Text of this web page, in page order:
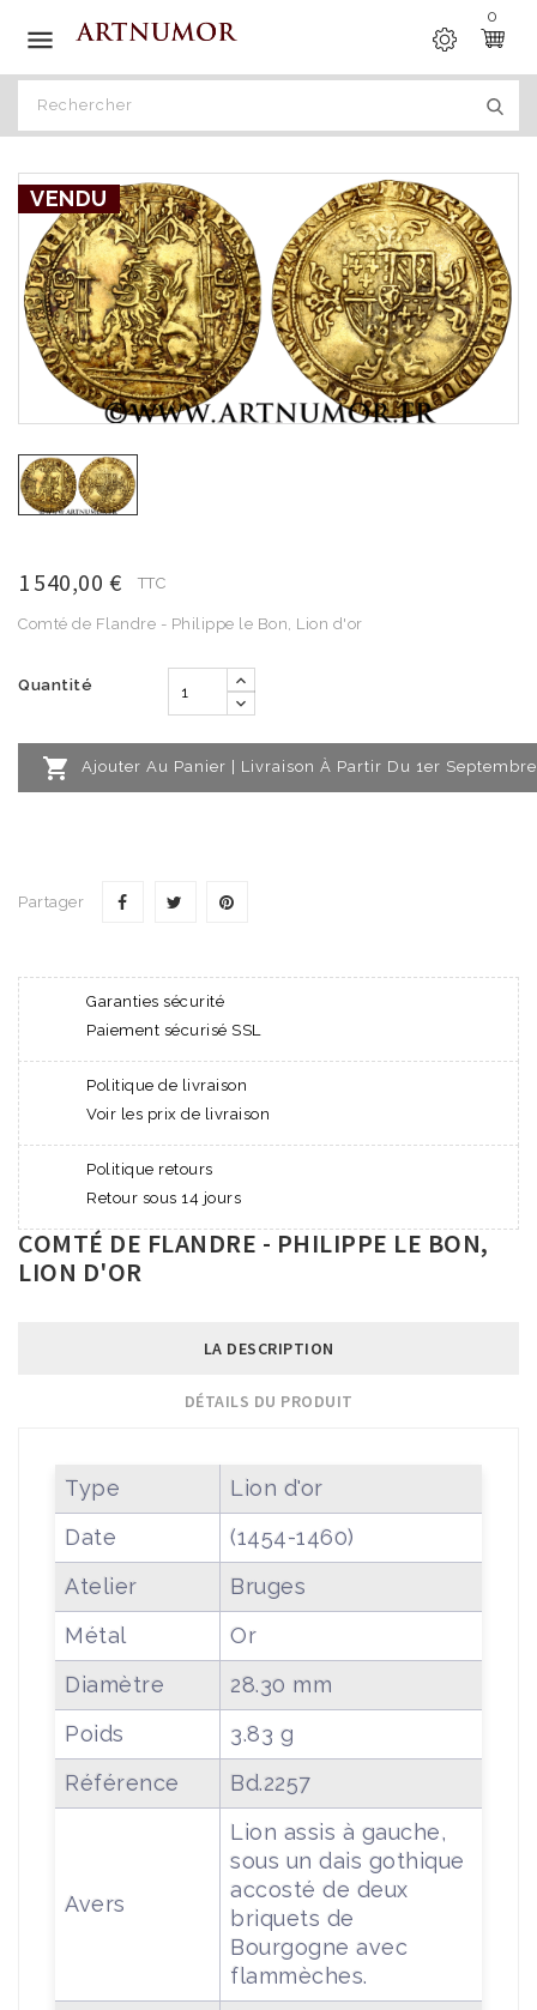

0
VENDU
1 540,00 € TTC
Comté de Flandre - Philippe le Bon, Lion d'or
Quantité
 Ajouter Au Panier | Livraison À Partir Du 1er Septembre
Partager
Garanties sécurité
Paiement sécurisé SSL
Politique de livraison
Voir les prix de livraison
Politique retours
Retour sous 14 jours
COMTÉ DE FLANDRE - PHILIPPE LE BON,
LION D'OR
LA DESCRIPTION
DÉTAILS DU PRODUIT
Type
Lion d'or
Date
(1454-1460)
Atelier
Bruges
Métal
Or
Diamètre
28.30 mm
Poids
3.83 g
Référence
Bd.2257
Avers
Lion assis à gauche,
sous un dais gothique
accosté de deux
briquets de
Bourgogne avec
flammèches.